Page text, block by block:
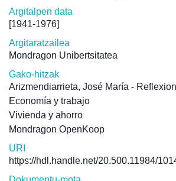
Argitalpen data
[1941-1976]
Argitaratzailea
Mondragon Unibertsitatea
Gako-hitzak
Arizmendiarrieta, José María -
Economía y trabajo
Vivienda y ahorro
Mondragon OpenKoop
URI
https://hdl.handle.net/20.500.11984/